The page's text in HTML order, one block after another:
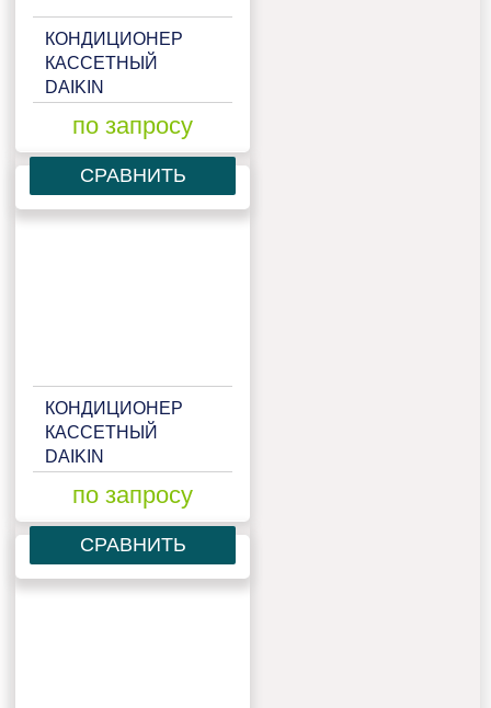
КОНДИЦИОНЕР
КАССЕТНЫЙ
DAIKIN
по запросу
СРАВНИТЬ
КОНДИЦИОНЕР
КАССЕТНЫЙ
DAIKIN
по запросу
СРАВНИТЬ